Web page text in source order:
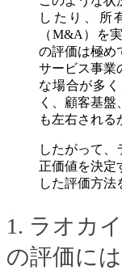
したり、所
（M&A）を
の評価は極め
サービス事業
な場合が多
く、顧客基
も左右される
したがって、
正価値を決定
した評価方法
1. ラオカ
の評価に